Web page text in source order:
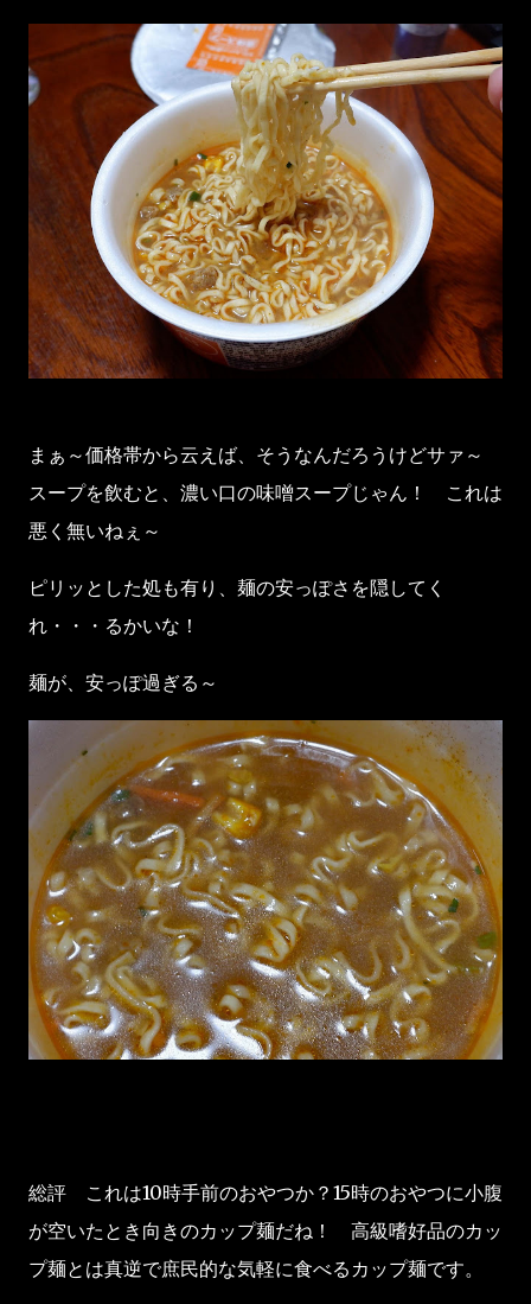
まぁ～価格帯から云えば、そうなんだろうけどサァ～
スープを飲むと、濃い口の味噌スープじゃん！ これは
悪く無いねぇ～
ピリッとした処も有り、麺の安っぽさを隠してく
れ・・・るかいな！
麺が、安っぽ過ぎる～
総評 これは10時手前のおやつか？15時のおやつに小腹
が空いたとき向きのカップ麺だね！ 高級嗜好品のカッ
プ麺とは真逆で庶民的な気軽に食べるカップ麺です。